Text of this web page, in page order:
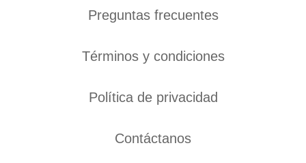
Preguntas frecuentes
Términos y condiciones
Política de privacidad
Contáctanos